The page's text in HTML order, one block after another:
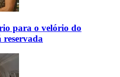
para o velório do
reservada